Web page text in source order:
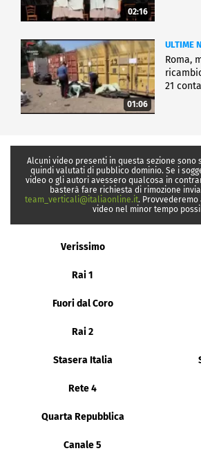
02:16
01:06
ULTIME
Roma,
21
Alcuni video presenti in questa sezione sono
quindi valutati di pubblico dominio. Se i
video o gli autori avessero qualcosa in
basterà fare richiesta di rimozione
team_verticali@italiaonline.it.
video nel minor tempo
Verissimo
Rai 1
Fuori dal Coro
Rai 2
Stasera Italia
Rete 4
Quarta Repubblica
Canale 5